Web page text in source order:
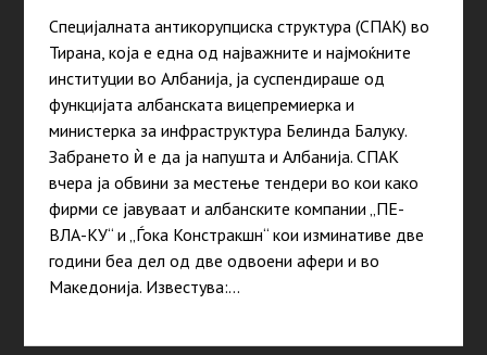
Специјалната антикорупциска структура (СПАК) во
Тирана, која е една од најважните и најмоќните
институции во Албанија, ја суспендираше од
функцијата албанската вицепремиерка и
министерка за инфраструктура Белинда Балуку.
Забрането ѝ е да ја напушта и Албанија. СПАК
вчера ја обвини за местење тендери во кои како
фирми се јавуваат и албанските компании „ПЕ-
ВЛА-КУ“ и „Ѓока Констракшн“ кои изминативе две
години беа дел од две одвоени афери и во
Македонија. Известува:…